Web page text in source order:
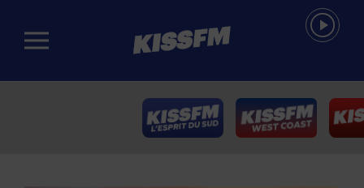
Passer au contenu principal